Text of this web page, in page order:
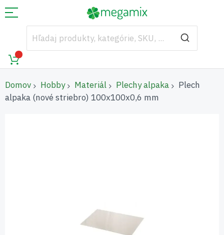
Domov Hobby Materiál Plechy alpaka
Plech
alpaka (nové striebro) 100x100x0,6 mm